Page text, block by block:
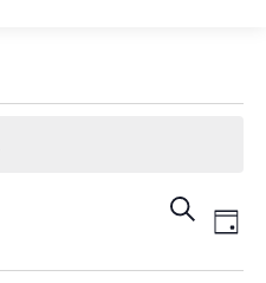
Pesquisar
de
Dia